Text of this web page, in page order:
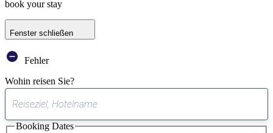
book your stay
Fenster schließen
Fehler
Wohin reisen Sie?
gefundener
Vorschlag
Booking Dates